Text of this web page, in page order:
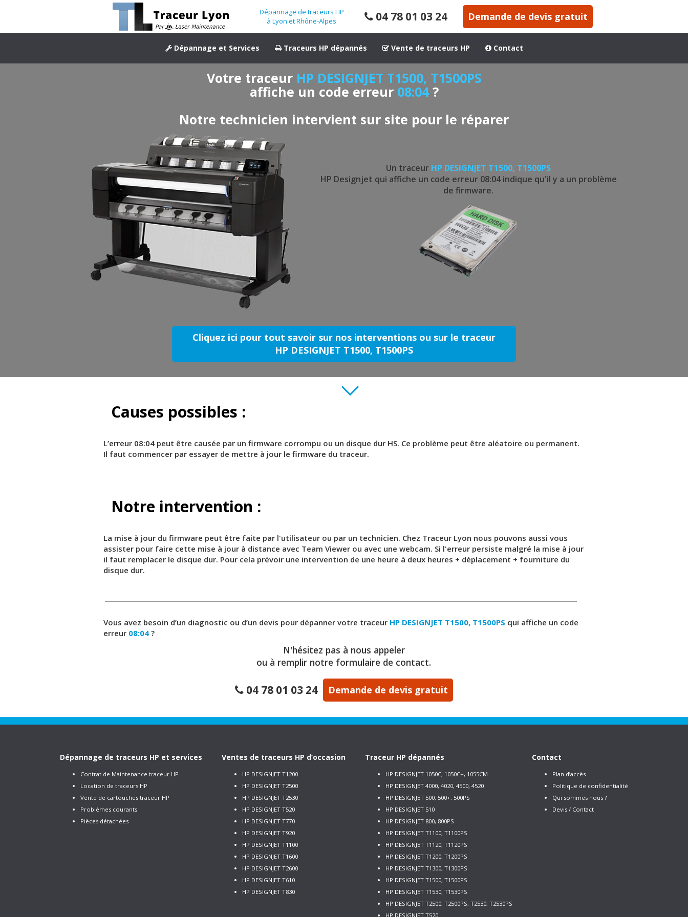
Dépannage de traceurs HP
à Lyon et Rhône-Alpes
04 78 01 03 24 Demande de devis gratuit
Dépannage et Services Traceurs HP dépannés Vente de traceurs HP Contact
Votre traceur HP DESIGNJET T1500, T1500PS
affiche un code erreur 08:04?
Notre technicien intervient sur site pour le réparer
Un traceur HP DESIGNJET T1500, T1500PS
HP Designjet qui affiche un code erreur 08:04 indique qu'il y a un problème
de firmware.
Cliquez ici pour tout savoir sur nos interventions ou sur le traceur
HP DESIGNJET T1500, T1500PS
Causes possibles :
L’erreur 08:04 peut être causée par un firmware corrompu ou un disque dur HS. Ce problème peut être aléatoire ou permanent.
Il faut commencer par essayer de mettre à jour le firmware du traceur.
Notre intervention :
La mise à jour du firmware peut être faite par l'utilisateur ou par un technicien. Chez Traceur Lyon nous pouvons aussi vous
assister pour faire cette mise à jour à distance avec Team Viewer ou avec une webcam. Si l'erreur persiste malgré la mise à jour
il faut remplacer le disque dur. Pour cela prévoir une intervention de une heure à deux heures + déplacement + fourniture du
disque dur.
Vous avez besoin d’un diagnostic ou d’un devis pour dépanner votre traceur HP DESIGNJET T1500, T1500PS qui affiche un code
erreur 08:04?
N'hésitez pas à nous appeler
ou à remplir notre formulaire de contact.
04 78 01 03 24 Demande de devis gratuit
Dépannage de traceurs HP et services
Contrat de Maintenance traceur HP
Location de traceurs HP
Vente de cartouches traceur HP
Problèmes courants
Pièces détachées
Ventes de traceurs HP d’occasion
HP DESIGNJET T1200
HP DESIGNJET T2500
HP DESIGNJET T2530
HP DESIGNJET T520
HP DESIGNJET T770
HP DESIGNJET T920
HP DESIGNJET T1100
HP DESIGNJET T1600
HP DESIGNJET T2600
HP DESIGNJET T610
HP DESIGNJET T830
Traceur HP dépannés
HP DESIGNJET 1050C, 1050C+, 1055CM
HP DESIGNJET 4000, 4020, 4500, 4520
HP DESIGNJET 500, 500+, 500PS
HP DESIGNJET 510
HP DESIGNJET 800, 800PS
HP DESIGNJET T1100, T1100PS
HP DESIGNJET T1120, T1120PS
HP DESIGNJET T1200, T1200PS
HP DESIGNJET T1300, T1300PS
HP DESIGNJET T1500, T1500PS
HP DESIGNJET T1530, T1530PS
HP DESIGNJET T2500, T2500PS, T2530, T2530PS
HP DESIGNJET T520
Contact
Plan d’accès
Politique de confidentialité
Qui sommes nous ?
Devis / Contact